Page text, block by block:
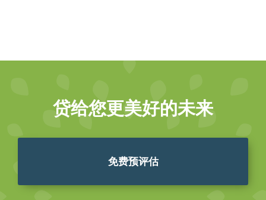
贷给您更美好的未来
免费预评估